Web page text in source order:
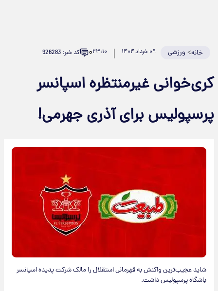
خانه> ورزشی ۰۹ خرداد ۱۴۰۴ ۲۳:۱۰۰ کد خبر: 926283
کری‌خوانی غیرمنتظره اسپانسر
پرسپولیس برای آذری جهرمی!
شاید عجیب‌ترین واکنش به قهرمانی استقلال را مالک شرکت پدیده اسپانسر
باشگاه پرسپولیس داشت.